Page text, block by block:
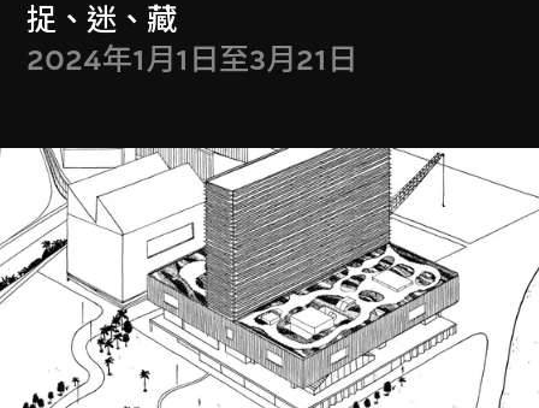
捉、迷、藏
2024年1月1日至3月21日
門票
Get Tickets
M+藏品
Collection Online